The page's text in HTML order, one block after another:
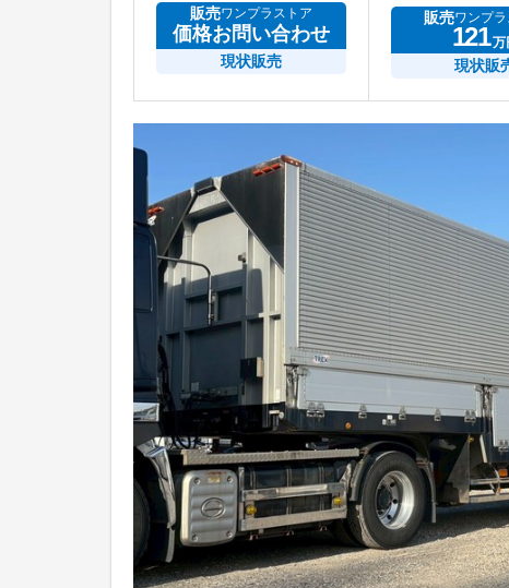
販売ワンプラストア
価格お問い合わせ
現状販売
販売ワンプ
121万
現状販